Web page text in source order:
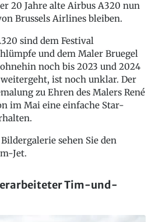
20 Jahre alte Airbus A320 nun
Brussels Airlines bleiben.
sind dem Festival
und dem Maler Bruegel
noch bis 2023 und 2024
ist noch unklar. Der
zu Ehren des Malers René
im Mai eine einfache Star-
sehen Sie den
Jet.
Tim-und-